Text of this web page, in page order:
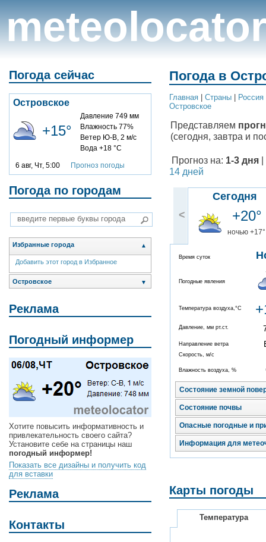
meteolocator
Погода сейчас
Островское
+15°
Давление 749 мм
Влажность 77%
Ветер Ю-В, 2 м/с
Вода +18 °C
6 авг, Чт, 5:00 Прогноз погоды
Погода по городам
Избранные города ▲
Добавить этот город в Избранное
Островское ▼
Реклама
Погодный информер
Хотите повысить информативность и
привлекательность своего сайта?
Установите себе на страницы наш
погодный информер!
Показать все дизайны и получить код
для вставки
Реклама
Контакты
Погода в
Главная Cтраны Россия
Островское
Представляем
(сегодня, завтра и
Прогноз на: 1-3 дня
14 дней
<
Сегодня
+20°
ночью +17°
Время суток
Погодные явления
Температура воздуха,°C
Давление, мм рт.ст.
Направление ветра
Скорость, м/с
Влажность воздуха, %
Состояние земной
Состояние почвы
Опасные погодные и
Информация для
Карты погоды
Температура